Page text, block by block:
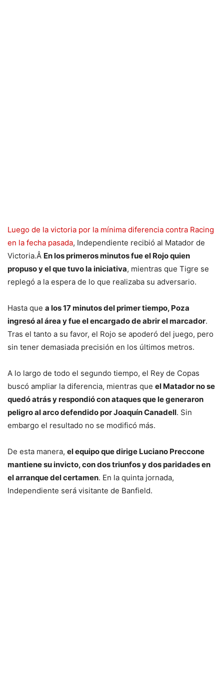
Luego de la victoria por la mínima diferencia contra Racing
en la fecha pasada, Independiente recibió al Matador de
Victoria.Â En los primeros minutos fue el Rojo quien
propuso y el que tuvo la iniciativa, mientras que Tigre se
replegó a la espera de lo que realizaba su adversario.
Hasta que a los 17 minutos del primer tiempo, Poza
ingresó al área y fue el encargado de abrir el marcador.
Tras el tanto a su favor, el Rojo se apoderó del juego, pero
sin tener demasiada precisión en los últimos metros.
A lo largo de todo el segundo tiempo, el Rey de Copas
buscó ampliar la diferencia, mientras que el Matador no se
quedó atrás y respondió con ataques que le generaron
peligro al arco defendido por Joaquín Canadell. Sin
embargo el resultado no se modificó más.
De esta manera, el equipo que dirige Luciano Preccone
mantiene su invicto, con dos triunfos y dos paridades en
el arranque del certamen. En la quinta jornada,
Independiente será visitante de Banfield.